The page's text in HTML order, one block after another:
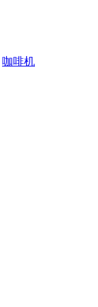
咖啡机